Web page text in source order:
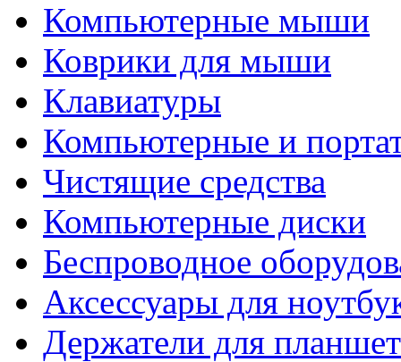
Компьютерные мыши
Коврики для мыши
Клавиатуры
Компьютерные и
Чистящие средства
Компьютерные диски
Беспроводное
Аксессуары для
Держатели для